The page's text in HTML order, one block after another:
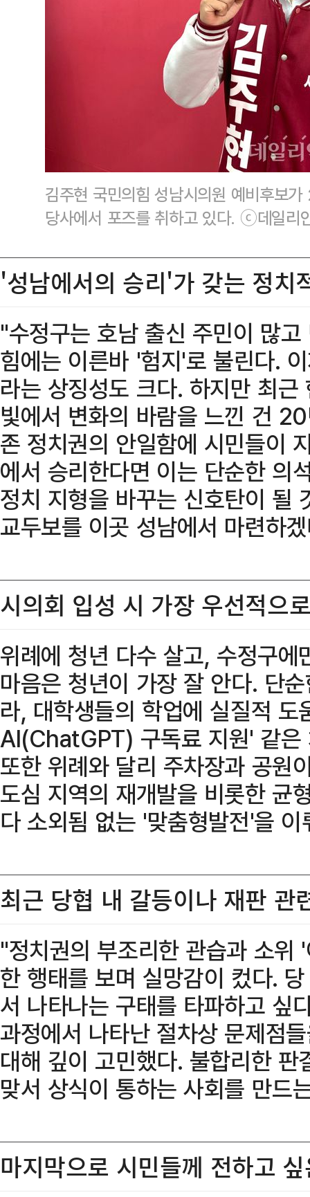
김주현 국민의힘 성남시의원 예비후보
당사에서 포즈를 취하고 있다. ⓒ데일리
'성남에서의 승리'가 갖는 정치
"수정구는 호남 출신 주민이 많
힘에는 이른바 '험지'로 불린다.
라는 상징성도 크다. 하지만 최
빛에서 변화의 바람을 느낀 건
존 정치권의 안일함에 시민들이
에서 승리한다면 이는 단순한 의
정치 지형을 바꾸는 신호탄이 될
교두보를 이곳 성남에서 마련하
시의회 입성 시 가장 우선적으
위례에 청년 다수 살고, 수정구
마음은 청년이 가장 잘 안다. 단
라, 대학생들의 학업에 실질적 도
AI(ChatGPT) 구독료 지원' 같은
또한 위례와 달리 주차장과 공원
도심 지역의 재개발을 비롯한 균
다 소외됨 없는 '맞춤형발전'을
최근 당협 내 갈등이나 재판 관
"정치권의 부조리한 관습과 소위
한 행태를 보며 실망감이 컸다.
서 나타나는 구태를 타파하고 싶
과정에서 나타난 절차상 문제점
대해 깊이 고민했다. 불합리한
맞서 상식이 통하는 사회를 만드
마지막으로 시민들께 전하고